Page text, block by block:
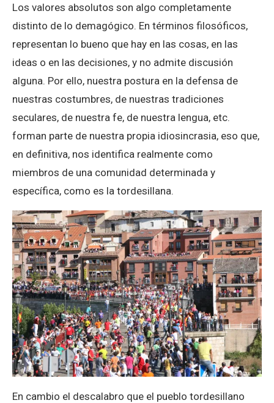
Los valores absolutos son algo completamente
distinto de lo demagógico. En términos filosóficos,
representan lo bueno que hay en las cosas, en las
ideas o en las decisiones, y no admite discusión
alguna. Por ello, nuestra postura en la defensa de
nuestras costumbres, de nuestras tradiciones
seculares, de nuestra fe, de nuestra lengua, etc.
forman parte de nuestra propia idiosincrasia, eso que,
en definitiva, nos identifica realmente como
miembros de una comunidad determinada y
específica, como es la tordesillana.
En cambio el descalabro que el pueblo tordesillano